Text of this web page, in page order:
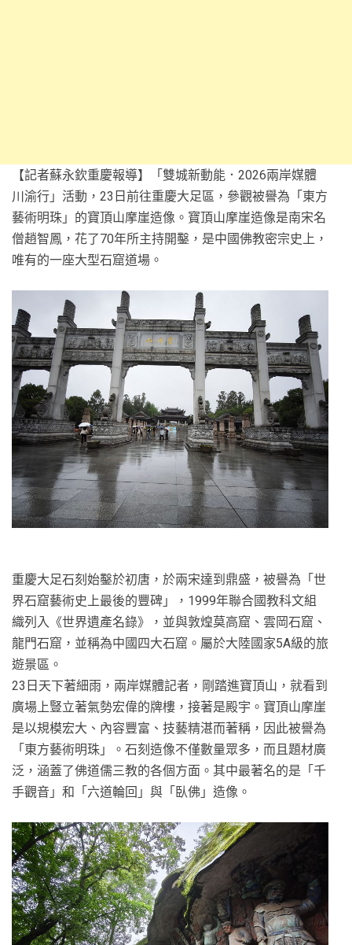
【記者蘇永欽重慶報導】「雙城新動能．2026兩岸媒體
川渝行」活動，23日前往重慶大足區，參觀被譽為「東方
藝術明珠」的寶頂山摩崖造像。寶頂山摩崖造像是南宋名
僧趙智鳳，花了70年所主持開鑿，是中國佛教密宗史上，
唯有的一座大型石窟道場。
重慶大足石刻始鑿於初唐，於兩宋達到鼎盛，被譽為「世
界石窟藝術史上最後的豐碑」，1999年聯合國教科文組
織列入《世界遺產名錄》，並與敦煌莫高窟、雲岡石窟、
龍門石窟，並稱為中國四大石窟。屬於大陸國家5A級的旅
遊景區。
23日天下著細雨，兩岸媒體記者，剛踏進寶頂山，就看到
廣場上豎立著氣勢宏偉的牌樓，接著是殿宇。寶頂山摩崖
是以規模宏大、內容豐富、技藝精湛而著稱，因此被譽為
「東方藝術明珠」。石刻造像不僅數量眾多，而且題材廣
泛，涵蓋了佛道儒三教的各個方面。其中最著名的是「千
手觀音」和「六道輪回」與「臥佛」造像。